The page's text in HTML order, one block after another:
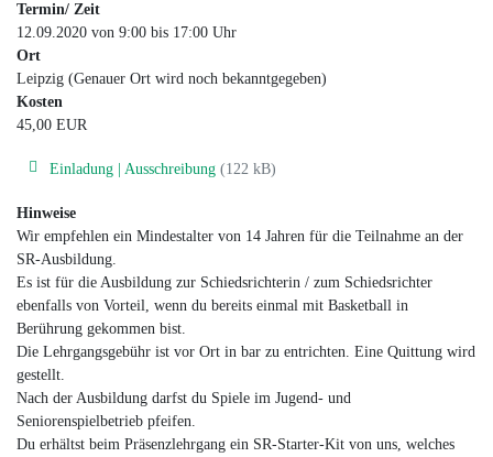
Termin/ Zeit
12.09.2020 von 9:00 bis 17:00 Uhr
Ort
Leipzig (Genauer Ort wird noch bekanntgegeben)
Kosten
45,00 EUR
Einladung | Ausschreibung (122 kB)
Hinweise
Wir empfehlen ein Mindestalter von 14 Jahren für die Teilnahme an der
SR-Ausbildung.
Es ist für die Ausbildung zur Schiedsrichterin / zum Schiedsrichter
ebenfalls von Vorteil, wenn du bereits einmal mit Basketball in
Berührung gekommen bist.
Die Lehrgangsgebühr ist vor Ort in bar zu entrichten. Eine Quittung wird
gestellt.
Nach der Ausbildung darfst du Spiele im Jugend- und
Seniorenspielbetrieb pfeifen.
Du erhältst beim Präsenzlehrgang ein SR-Starter-Kit von uns, welches